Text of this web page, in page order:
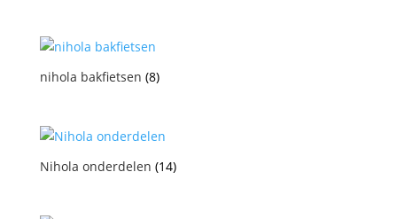
nihola bakfietsen (8)
Nihola onderdelen (14)